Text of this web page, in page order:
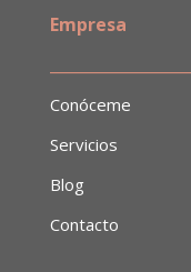
Empresa
Conóceme
Servicios
Blog
Contacto